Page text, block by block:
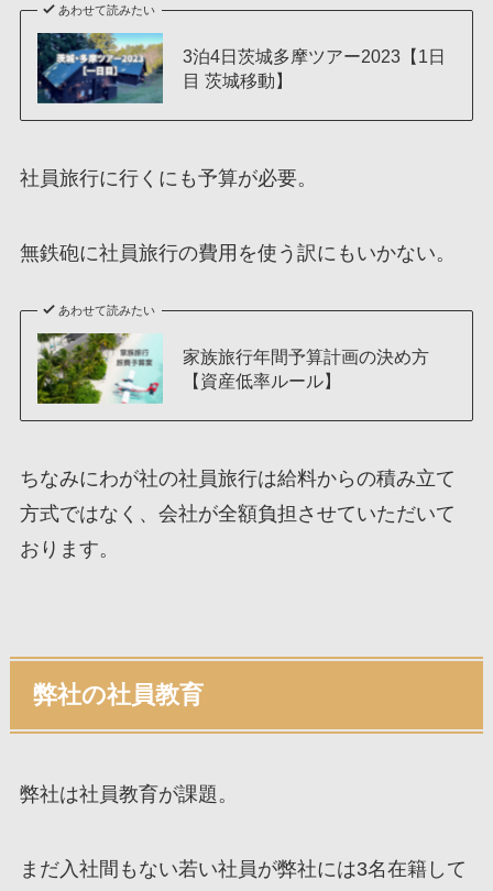
あわせて読みたい
3泊4日茨城多摩ツアー2023【1日
目 茨城移動】
社員旅行に行くにも予算が必要。
無鉄砲に社員旅行の費用を使う訳にもいかない。
あわせて読みたい
家族旅行年間予算計画の決め方
【資産低率ルール】
ちなみにわが社の社員旅行は給料からの積み立て
方式ではなく、会社が全額負担させていただいて
おります。
弊社の社員教育
弊社は社員教育が課題。
まだ入社間もない若い社員が弊社には3名在籍して